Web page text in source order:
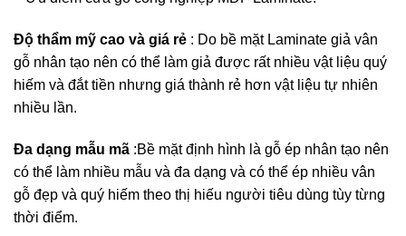
Độ thẩm mỹ cao và giá rẻ : Do bề mặt Laminate giả vân
gỗ nhân tạo nên có thể làm giả được rất nhiều vật liệu quý
hiếm và đắt tiền nhưng giá thành rẻ hơn vật liệu tự nhiên
nhiều lần.
Đa dạng mẫu mã :Bề mặt định hình là gỗ ép nhân tạo nên
có thể làm nhiều mẫu và đa dạng và có thể ép nhiều vân
gỗ đẹp và quý hiếm theo thị hiếu người tiêu dùng tùy từng
thời điểm.